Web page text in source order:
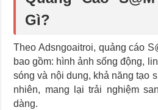
Gì?
Theo Adsngoaitroi, quảng cáo
bao gồm: hình ảnh sống động,
sóng và nội dung, khả năng tạo
nhiên, mang lại trải nghiệm
dàng.